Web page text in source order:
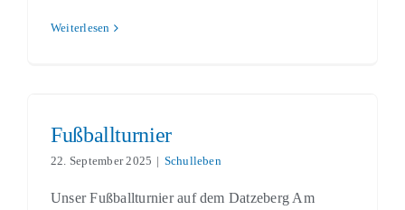
Weiterlesen
Fußballturnier
22. September 2025 | Schulleben
Unser Fußballturnier auf dem Datzeberg Am